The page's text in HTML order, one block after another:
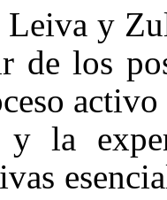
Leiva y
de los
y la